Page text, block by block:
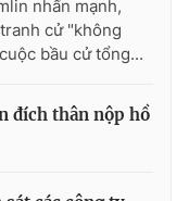
nhấn mạnh,
cử "không
bầu cử tổng...
đích thân nộp hồ